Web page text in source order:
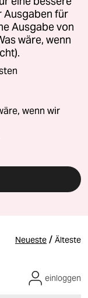
Ausgaben für
Ausgabe von
wäre, wenn
wenn wir
Neueste / Älteste
einloggen